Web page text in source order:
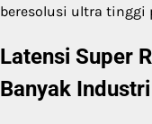
beresolusi ultra tinggi
Latensi Super
Banyak Industri